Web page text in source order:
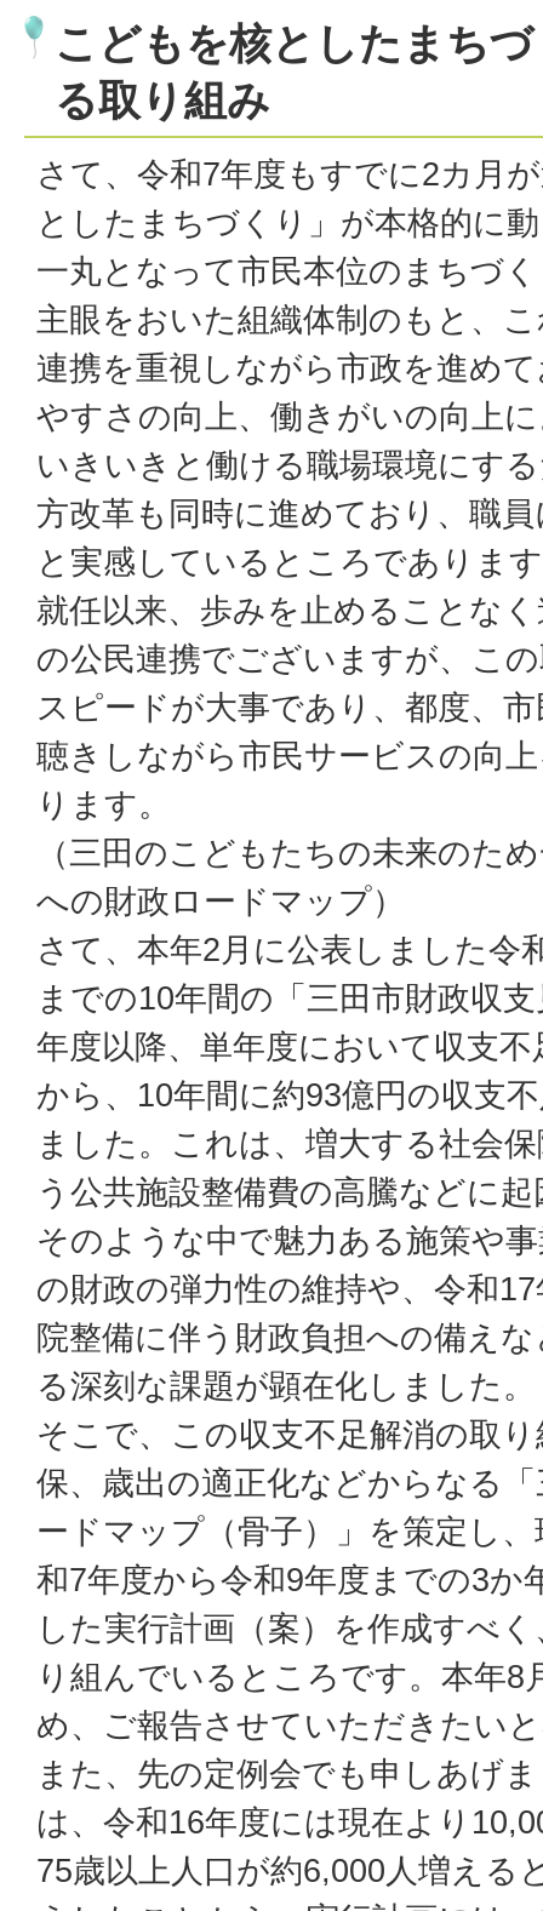
こどもを核としたまち
る取り組み
さて、令和7年度もすでに2カ月
としたまちづくり」が本格的に
一丸となって市民本位のまちづ
主眼をおいた組織体制のもと、
連携を重視しながら市政を進め
やすさの向上、働きがいの向上
いきいきと働ける職場環境にす
方改革も同時に進めており、職
と実感しているところでありま
就任以来、歩みを止めることな
の公民連携でございますが、こ
スピードが大事であり、都度、
聴きしながら市民サービスの向
ります。
（三田のこどもたちの未来のた
への財政ロードマップ）
さて、本年2月に公表しました令
までの10年間の「三田市財政収
年度以降、単年度において収支
から、10年間に約93億円の収支
ました。これは、増大する社会
う公共施設整備費の高騰などに
そのような中で魅力ある施策や
の財政の弾力性の維持や、令和
院整備に伴う財政負担への備え
る深刻な課題が顕在化しました。
そこで、この収支不足解消の取
保、歳出の適正化などからなる
ードマップ（骨子）」を策定し
和7年度から令和9年度までの3か
した実行計画（案）を作成すべ
り組んでいるところです。本年8
め、ご報告させていただきたい
また、先の定例会でも申しあげ
は、令和16年度には現在より
75歳以上人口が約6,000人増える